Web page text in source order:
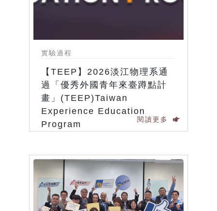
實驗過程
【TEEP】2026淡江物理系通
過「優秀外國青年來臺蹲點計
畫」(TEEP)Taiwan
Experience Education
Program
閱讀更多